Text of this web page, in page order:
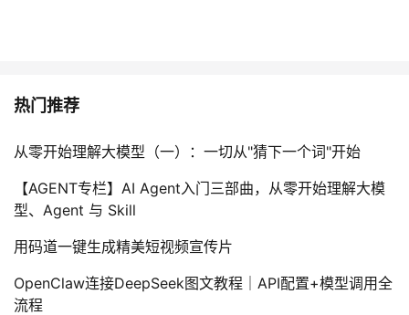
热门推荐
从零开始理解大模型（一）：一切从"猜下一个词"开始
【AGENT专栏】AI Agent入门三部曲，从零开始理解大模
型、Agent 与 Skill
用码道一键生成精美短视频宣传片
OpenClaw连接DeepSeek图文教程｜API配置+模型调用全
流程